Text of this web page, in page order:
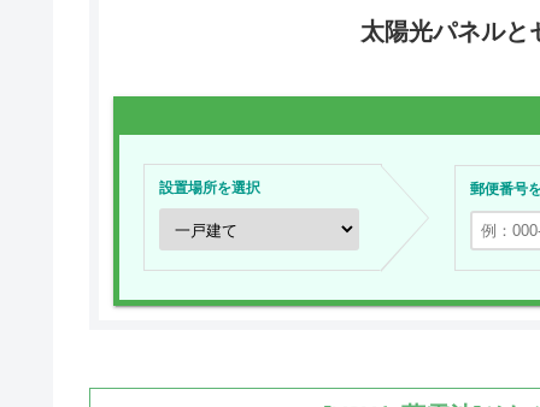
太陽光パネルと
設置場所を選択 郵便番号